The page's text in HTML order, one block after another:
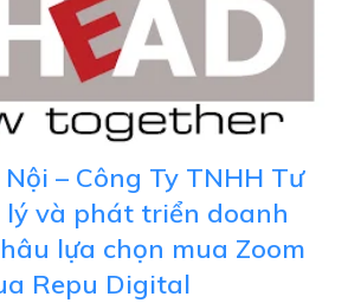
– Công Ty TNHH Tư
lý và phát triển doanh
lựa chọn mua Zoom
Repu Digital